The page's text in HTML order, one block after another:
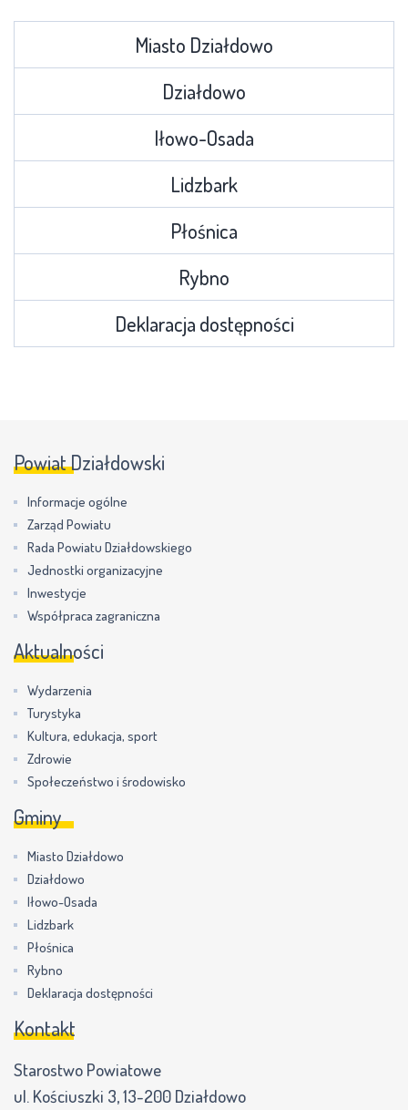
Miasto Działdowo
Działdowo
Iłowo-Osada
Lidzbark
Płośnica
Rybno
Deklaracja dostępności
Powiat Działdowski
Informacje ogólne
Zarząd Powiatu
Rada Powiatu Działdowskiego
Jednostki organizacyjne
Inwestycje
Współpraca zagraniczna
Aktualności
Wydarzenia
Turystyka
Kultura, edukacja, sport
Zdrowie
Społeczeństwo i środowisko
Gminy
Miasto Działdowo
Działdowo
Iłowo-Osada
Lidzbark
Płośnica
Rybno
Deklaracja dostępności
Kontakt
Starostwo Powiatowe
ul. Kościuszki 3, 13-200 Działdowo